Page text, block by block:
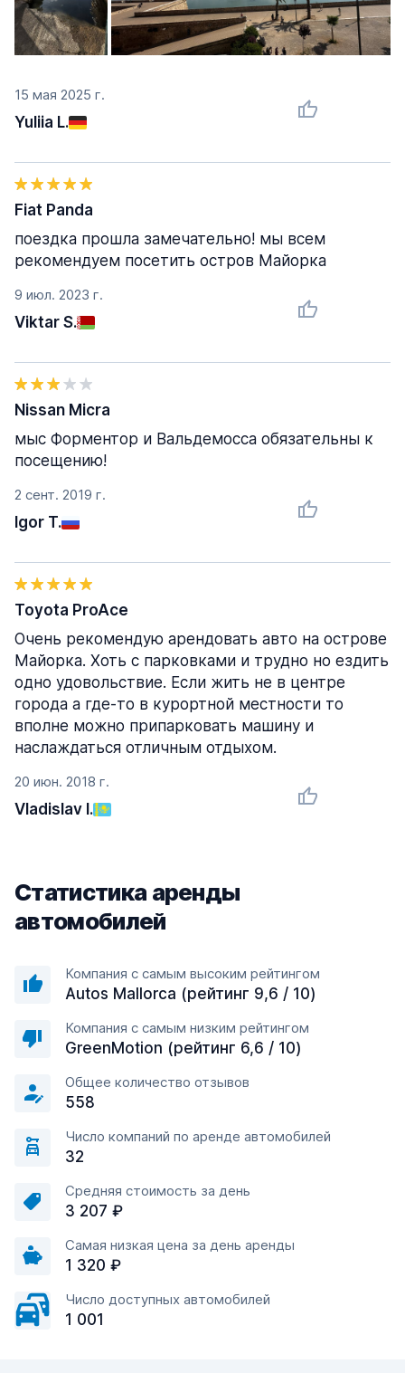
15 мая 2025 г.
Yuliia L.
9 июл. 2023 г.
Viktar S.
Fiat Panda
поездка прошла замечательно! мы всем
рекомендуем посетить остров Майорка
2 сент. 2019 г.
Igor T.
Nissan Micra
мыс Форментор и Вальдемосса обязательны к
посещению!
20 июн. 2018 г.
Vladislav I.
Toyota ProAce
Очень рекомендую арендовать авто на острове
Майорка. Хоть с парковками и трудно но ездить
одно удовольствие. Если жить не в центре
города а где-то в курортной местности то
вполне можно припарковать машину и
наслаждаться отличным отдыхом.
Статистика аренды
автомобилей
Компания с самым высоким рейтингом
Autos Mallorca (рейтинг 9,6 / 10)
Компания с самым низким рейтингом
GreenMotion (рейтинг 6,6 / 10)
Общее количество отзывов
558
Число компаний по аренде автомобилей
32
Средняя стоимость за день
3 207 ₽
Самая низкая цена за день аренды
1 320 ₽
Число доступных автомобилей
1 001